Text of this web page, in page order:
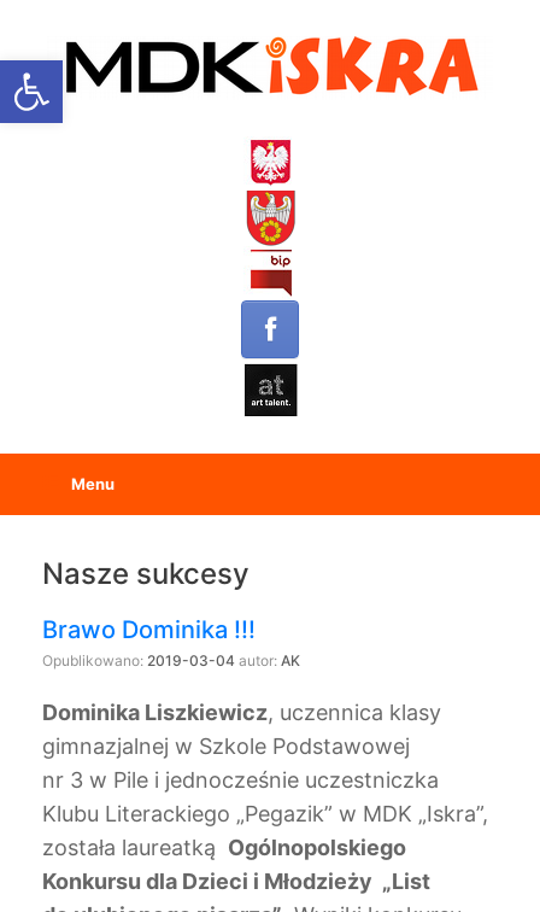
Open toolbar
Menu
Nasze sukcesy
Brawo Dominika !!!
Opublikowano: 2019-03-04 autor: AK
Dominika Liszkiewicz, uczennica klasy
gimnazjalnej w Szkole Podstawowej
nr 3 w Pile i jednocześnie uczestniczka
Klubu Literackiego „Pegazik” w MDK „Iskra”,
została laureatką Ogólnopolskiego
Konkursu dla Dzieci i Młodzieży „List